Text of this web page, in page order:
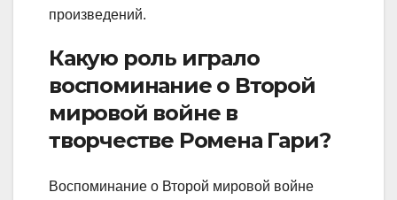
произведений.
Какую роль играло
воспоминание о Второй
мировой войне в
творчестве Ромена Гари?
Воспоминание о Второй мировой войне